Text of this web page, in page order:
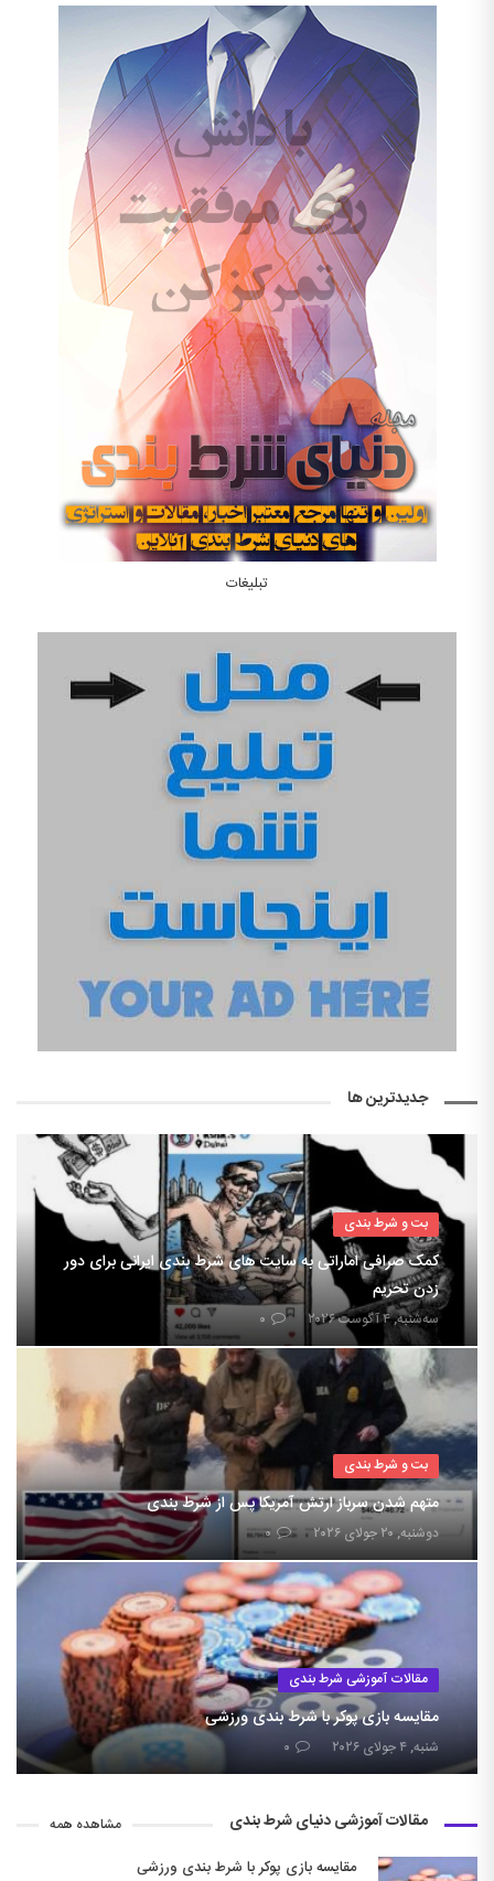
تبلیغات
جدیدترین ها
بت و شرط بندی
کمک صرافی اماراتی به سایت های شرط بندی ایرانی برای دور
زدن تحریم
سه‌شنبه, ۴ آگوست ۲۰۲۶ ۰
بت و شرط بندی
متهم شدن سرباز ارتش آمریکا پس از شرط بندی
دوشنبه, ۲۰ جولای ۲۰۲۶ ۰
مقالات آموزشی شرط بندی
مقایسه بازی پوکر با شرط بندی ورزشی
شنبه, ۴ جولای ۲۰۲۶ ۰
مقالات آموزشی دنیای شرط بندی مشاهده همه
مقایسه بازی پوکر با شرط بندی ورزشی